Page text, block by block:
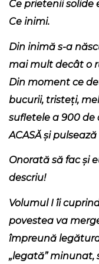
Ce prietenii solide
Ce inimi.
Din inimă s-a
mai mult decât o
Din moment ce
bucurii, tristeți,
sufletele a 900 de
ACASĂ și pulsează
Onorată să fac și
descriu!
Volumul I îi
povestea va
împreună
„legată”